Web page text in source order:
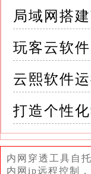
这种智能管理
四、安全备份
失
云照片软件
首先，这些软
问
局域网搭
玩客云软
云熙软件
打造个性
内网穿透工具自
内网ip远程控制